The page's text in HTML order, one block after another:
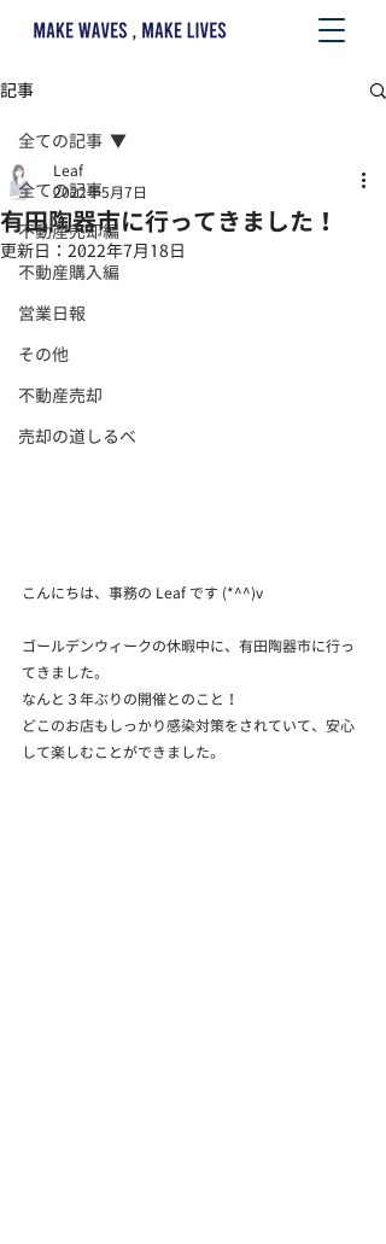
記事
全ての記事
不動産売却編
不動産購入編
営業日報
その他
不動産売却
売却の道しるべ
全ての記事
有田陶器市に行ってきました！
Leaf
2022年5月7日
更新日： 2022年7月18日
こんにちは、事務の Leaf です (*^^)v
ゴールデンウィークの休暇中に、有田陶器市に行っ
てきました。
なんと３年ぶりの開催とのこと！
どこのお店もしっかり感染対策をされていて、安心
して楽しむことができました。